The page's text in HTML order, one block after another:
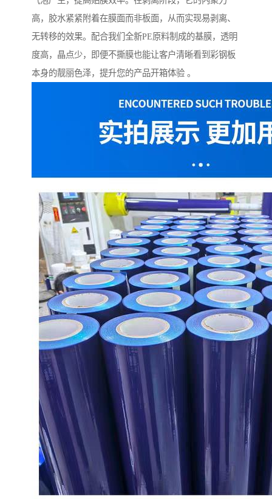
高，胶水紧紧附着在膜面而非板面，从而实现易剥离、
无转移的效果。配合我们全新PE原料制成的基膜，透明
度高，晶点少，即便不撕膜也能让客户清晰看到彩钢板
本身的靓丽色泽，提升您的产品开箱体验 。